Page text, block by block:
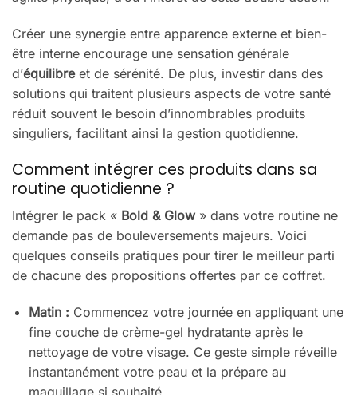
Créer une synergie entre apparence externe et bien-
être interne encourage une sensation générale
d’équilibreet de sérénité. De plus, investir dans des
solutions qui traitent plusieurs aspects de votre santé
réduit souvent le besoin d’innombrables produits
singuliers, facilitant ainsi la gestion quotidienne.
Comment intégrer ces produits dans sa
routine quotidienne ?
Intégrer le pack « Bold & Glow » dans votre routine ne
demande pas de bouleversements majeurs. Voici
quelques conseils pratiques pour tirer le meilleur parti
de chacune des propositions offertes par ce coffret.
Matin : Commencez votre journée en appliquant une
fine couche de crème-gel hydratante après le
nettoyage de votre visage. Ce geste simple réveille
instantanément votre peau et la prépare au